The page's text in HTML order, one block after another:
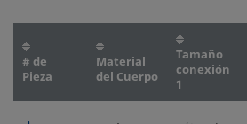
# de
Pieza
Material
del Cuerpo
Tamaño
conexión
1